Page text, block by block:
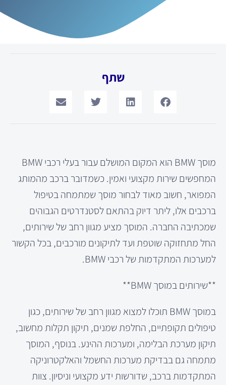
שתף
מוסך BMW הוא המקום המושלם עבור בעלי רכבי BMW
המחפשים שירות מקצועי ואמין. כשמדובר ברכב מהמותג
המפואר, חשוב מאוד לבחור מוסך שמתמחה בטיפול
ברכבים אלו, ליתר דיוק בהתאם לסטנדרטים הגבוהים
שמכתיבה החברה. המוסך מציע מגוון רחב של שירותים,
החל מתחזוקה שוטפת ועד לתיקונים מורכבים, בכל הקשור
למערכות המתקדמות של רכבי BMW.
**שירותים במוסך BMW**
במוסך BMW תוכלו למצוא מגוון רחב של שירותים, כגון
טיפולים תקופתיים, החלפת שמנים, תיקון תקלות מחשוב,
תיקון מערכת הבלימה, ומערכות ההינע. בנוסף, המוסך
מתמחה גם בבדיקת מערכות החשמל והאלקטרוניקה
המתקדמות ברכב, שדורשות ידע מקצועי וניסיון. צוות